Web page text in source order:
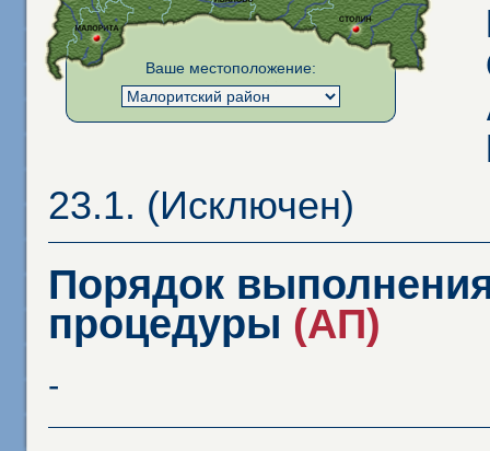
Ваше местоположение:
23.1. (Исключен)
Порядок
процедуры (АП)
-